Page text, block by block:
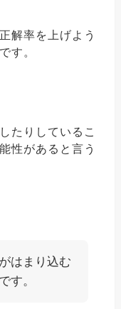
解率を上げよう
す。
たりしているこ
性があると言う
はまり込む
す。